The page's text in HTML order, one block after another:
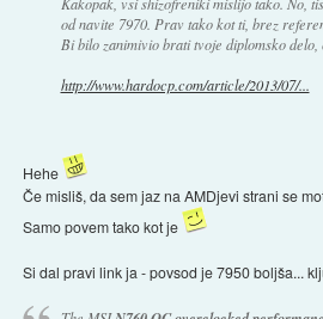
od navite 7970. Prav tako kot ti, brez
Bi bilo zanimivio brati tvoje diplomsko
http://www.hardocp.com/article/2013/07/...
Hehe
Če misliš, da sem jaz na AMDjevi strani se
Samo povem tako kot je
Si dal pravi link ja - povsod je 7950 boljša...